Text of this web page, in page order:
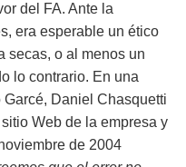
del FA. Ante la
era esperable un ético
secas, o al menos un
lo contrario. En una
Daniel Chasquetti
Web de la empresa y
de 2004